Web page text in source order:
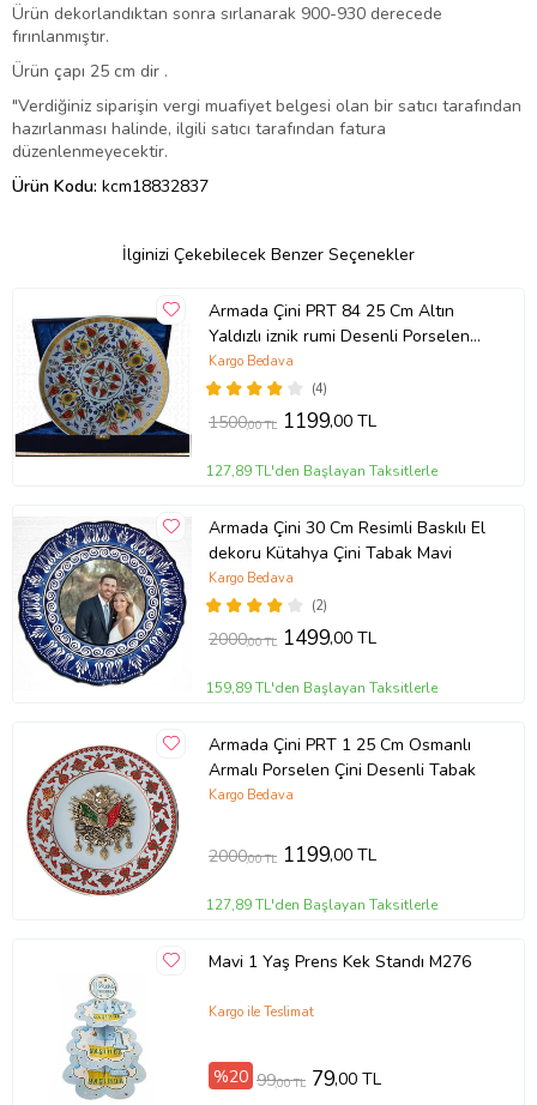
Ürün dekorlandıktan sonra sırlanarak 900-930 derecede
fırınlanmıştır.
Ürün çapı 25 cm dir .
"Verdiğiniz siparişin vergi muafiyet belgesi olan bir satıcı tarafından
hazırlanması halinde, ilgili satıcı tarafından fatura
düzenlenmeyecektir.
Ürün Kodu: kcm18832837
İlginizi Çekebilecek Benzer Seçenekler
Armada Çini PRT 84 25 Cm Altın
Yaldızlı iznik rumi Desenli Porselen
Çini Tabak
(4)
Kargo Bedava
1500,00 TL 1199,00 TL
127,89 TL'den Başlayan Taksitlerle
Armada Çini 30 Cm Resimli Baskılı El
dekoru Kütahya Çini Tabak Mavi
(2)
Kargo Bedava
2000,00 TL 1499,00 TL
159,89 TL'den Başlayan Taksitlerle
Armada Çini PRT 1 25 Cm Osmanlı
Armalı Porselen Çini Desenli Tabak
Kargo Bedava
2000,00 TL 1199,00 TL
127,89 TL'den Başlayan Taksitlerle
Mavi 1 Yaş Prens Kek Standı M276
Kargo ile Teslimat
%20 99,00 TL 79,00 TL